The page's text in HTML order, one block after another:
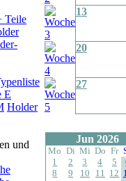
Teile
E
Holder
und
13
20
27
Jun 2026
Mo Di Mi Do Fr
1
2 3 4 5
8
9 10 11 12